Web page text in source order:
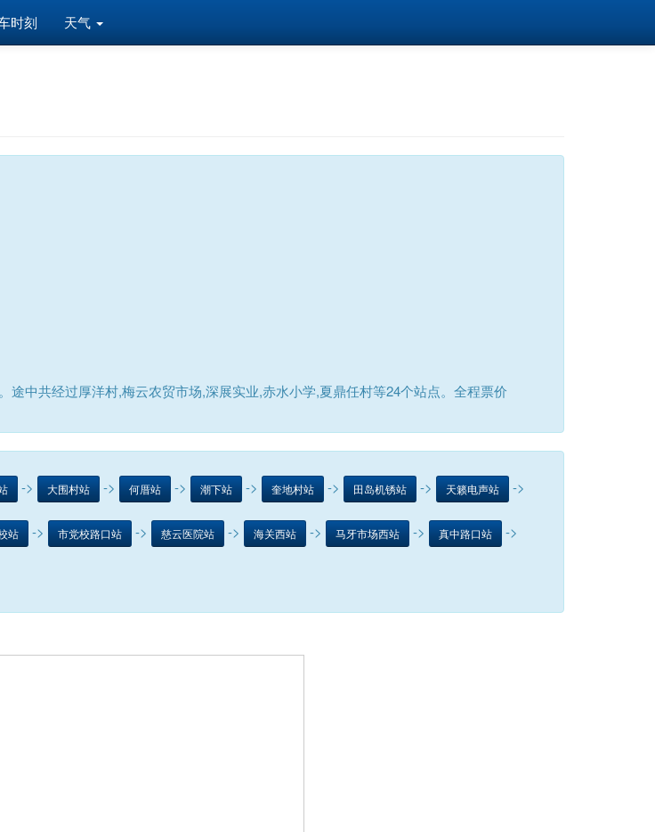
时刻 天气
中共经过厚洋村,梅云农贸市场,深展实业,赤水小学,夏鼎任村等24个站点。全程票价
-> 大围村站 -> 何厝站 -> 潮下站 -> 奎地村站 -> 田岛机锈站 -> 天籁电声站 ->
站 -> 市党校路口站 -> 慈云医院站 -> 海关西站 -> 马牙市场西站 -> 真中路口站 ->